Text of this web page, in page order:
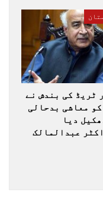
ٹریڈ کی بندش نے
معاشی بدحالی
دیا
عبدالمالک